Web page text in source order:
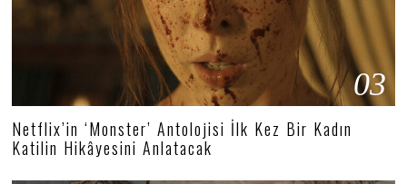
03
Netflix’in ‘Monster’ Antolojisi İlk Kez Bir Kadın
Katilin Hikâyesini Anlatacak